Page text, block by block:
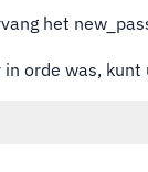
het
orde was, kunt